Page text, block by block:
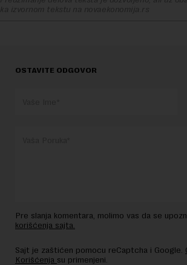
ka izvornom tekstu na novaekonomija.rs
OSTAVITE ODGOVOR
Pre slanja komentara, molimo vas da se
korišćenja sajta.
Sajt je zaštićen pomocu reCaptcha i Google.
Korišćenja su primenjeni.